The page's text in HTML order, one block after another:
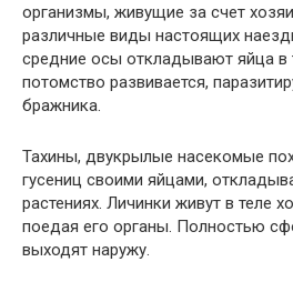
организмы, живущие за счет
различные виды настоящих
средние осы откладывают яйца в
потомство развивается,
бражника.
Тахины, двукрылые насекомые
гусениц своими яйцами,
растениях. Личинки живут в теле
поедая его органы. Полностью
выходят наружу.